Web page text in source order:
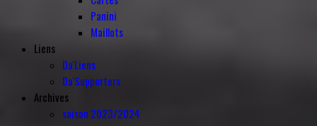
Panini
Maillots
Liens
Da'Liens
Da'Supporters
Archives
saison 2023/2024